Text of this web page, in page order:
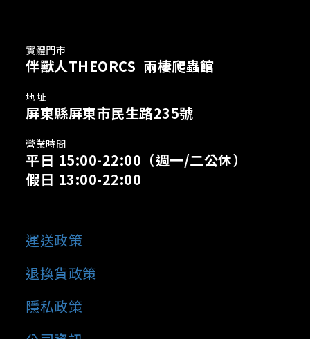
實體門市
伴獸人THEORCS 兩棲爬蟲館
地址
屏東縣屏東市民生路235號
營業時間
平日 15:00-22:00 （週一/二公休）
假日 13:00-22:00
運送政策
退換貨政策
隱私政策